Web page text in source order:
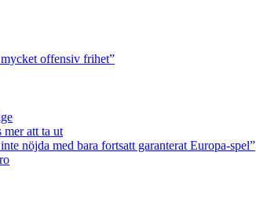
offensiv frihet”
att ta ut
nöjda med bara fortsatt garanterat Europa-spel”